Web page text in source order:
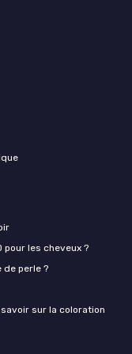
pour les cheveux ?
de perle ?
sur la coloration